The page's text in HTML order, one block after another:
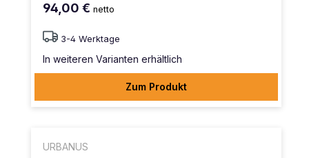
94,00 € netto
3-4 Werktage
In weiteren Varianten erhältlich
Zum Produkt
URBANUS